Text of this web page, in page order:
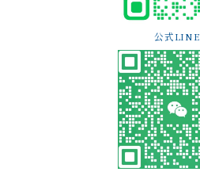
公式LINE